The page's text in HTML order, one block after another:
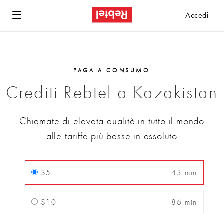
Accedi
PAGA A CONSUMO
Crediti Rebtel a Kazakistan
Chiamate di elevata qualità in tutto il mondo
alle tariffe più basse in assoluto
$5 43 min
$10 86 min